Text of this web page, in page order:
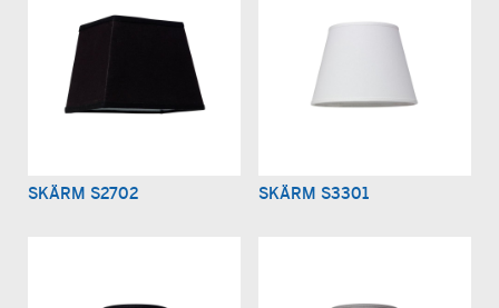
SKÄRM S2702 SKÄRM S3301